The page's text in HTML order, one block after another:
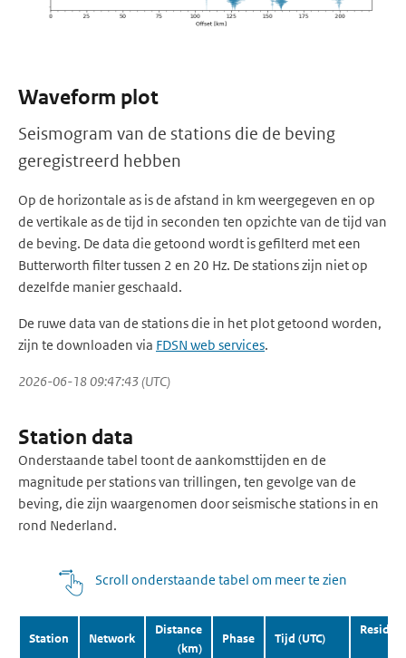
Waveform plot
Seismogram van de stations die de beving
geregistreerd hebben
Op de horizontale as is de afstand in km weergegeven en op
de vertikale as de tijd in seconden ten opzichte van de tijd van
de beving. De data die getoond wordt is gefilterd met een
Butterworth filter tussen 2 en 20 Hz. De stations zijn niet op
dezelfde manier geschaald.
De ruwe data van de stations die in het plot getoond worden,
zijn te downloaden via FDSN web services.
2026-06-18 09:47:43 (UTC)
Station data
Onderstaande tabel toont de aankomsttijden en de
magnitude per stations van trillingen, ten gevolge van de
beving, die zijn waargenomen door seismische stations in en
rond Nederland.
Scroll onderstaande tabel om meer te zien
Station Network
Distance
(km)
Phase Tijd (UTC)
Residual